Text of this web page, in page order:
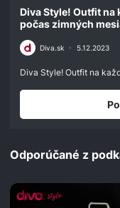
seconds
minute,
seconds
Diva Style! Outfit na
počas zimných
Diva.sk • 5.12.2023
Diva Style! Outfit na
Odporúčané z